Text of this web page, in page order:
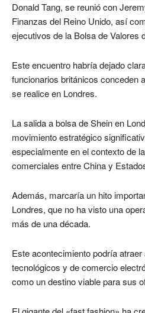
Donald Tang, se reunió con
Finanzas del Reino Unido, así
ejecutivos de la Bolsa de Valores
Este encuentro habría dejado
funcionarios británicos conceden
se realice en Londres.
La salida a bolsa de Shein en
movimiento estratégico
especialmente en el contexto de
comerciales entre China y
Además, marcaría un hito
Londres, que no ha visto una
más de una década.
Este acontecimiento podría
tecnológicos y de comercio
como un destino viable para sus